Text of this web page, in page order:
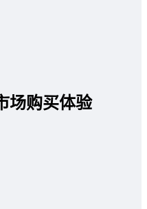
场购买体验